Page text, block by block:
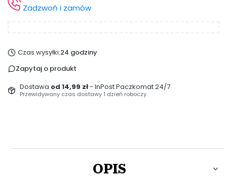
Zadzwoń i zamów
Czas wysyłki:24 godziny
Zapytaj o produkt
Dostawa od 14,99 zł- InPost Paczkomat 24/7
Przewidywany czas dostawy 1 dzień roboczy.
OPIS